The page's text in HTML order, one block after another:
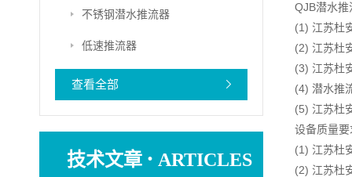
不锈钢潜水推流器
低速推流器
查看全部
技术文章 · ARTICLES
QJB潜水
(1) 江苏杜
(2) 江苏杜
(3) 江苏杜
(4) 潜水推
(5) 江苏杜
设备质量要
(1) 江苏杜
(2) 江苏杜